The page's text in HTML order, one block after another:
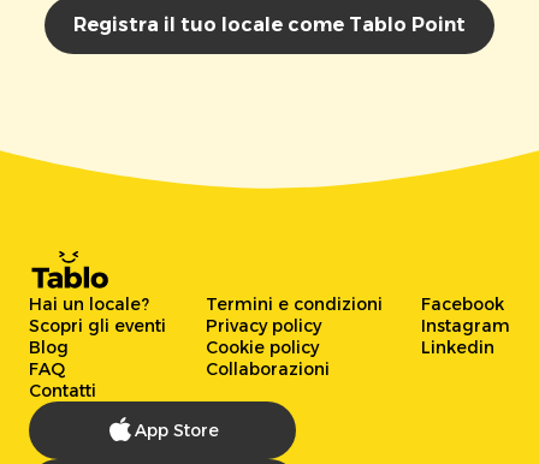
Registra il tuo locale come Tablo Point
Hai un locale?
Scopri gli eventi
Blog
FAQ
Contatti
Termini e condizioni
Privacy policy
Cookie policy
Collaborazioni
Facebook
Instagram
Linkedin
App Store